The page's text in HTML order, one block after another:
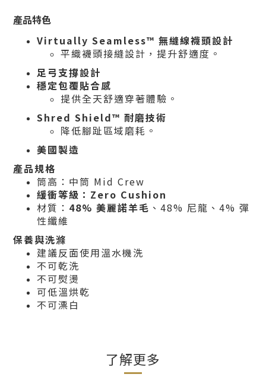
產品特色
Virtually Seamless™ 無縫線襪頭設計
平織襪頭接縫設計，提升舒適度。
足弓支撐設計
穩定包覆貼合感
提供全天舒適穿著體驗。
Shred Shield™ 耐磨技術
降低腳趾區域磨耗。
美國製造
產品規格
筒高：中筒 Mid Crew
緩衝等級：Zero Cushion
材質： 48% 美麗諾羊毛 、48% 尼龍、4% 彈
性纖維
保養與洗滌
建議反面使用溫水機洗
不可乾洗
不可熨燙
可低溫烘乾
不可漂白
了解更多